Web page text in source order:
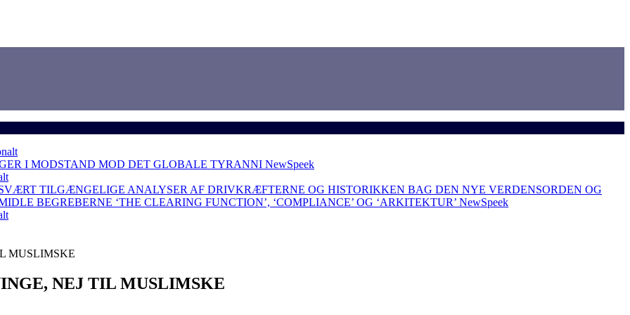
I MODSTAND MOD DET GLOBALE TYRANNI NewSpeek
TILGÆNGELIGE ANALYSER AF DRIVKRÆFTERNE OG HISTORIKKEN BAG DEN NYE VERDENSORDEN OG
BEGREBERNE ‘THE CLEARING FUNCTION’, ‘COMPLIANCE’ OG ‘ARKITEKTUR’ NewSpeek
MUSLIMSKE
NEJ TIL MUSLIMSKE